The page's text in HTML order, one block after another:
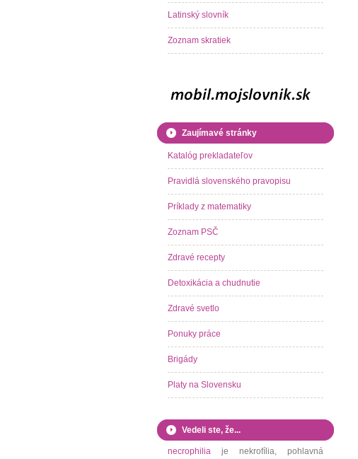
Latinský slovník
Zoznam skratiek
Zaujímavé stránky
Katalóg prekladateľov
Pravidlá slovenského pravopisu
Príklady z matematiky
Zoznam PSČ
Zdravé recepty
Detoxikácia a chudnutie
Zdravé svetlo
Ponuky práce
Brigády
Platy na Slovensku
Vedeli ste, že...
necrophilia je nekrofília, pohlavná